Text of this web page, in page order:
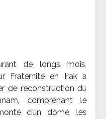
de longs mois,
Fraternité en Irak a
de reconstruction du
comprenant le
d’un dôme, les